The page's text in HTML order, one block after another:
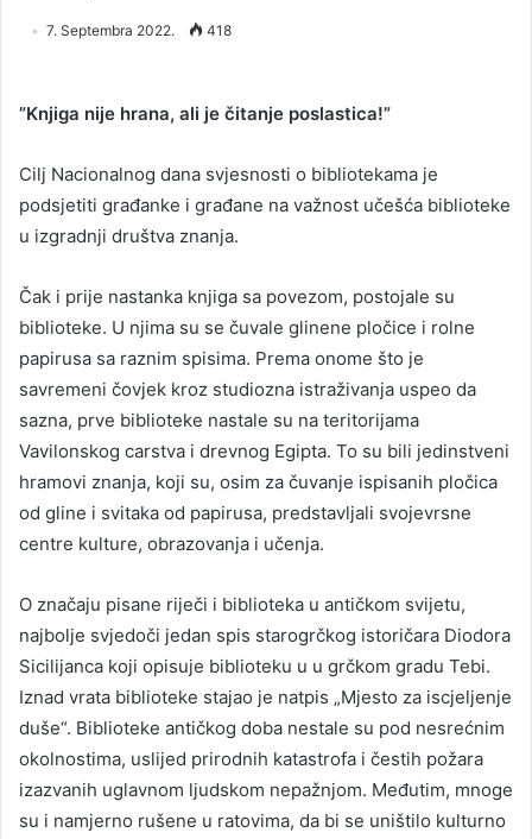
7. Septembra 2022. 418
”Knjiga nije hrana, ali je čitanje poslastica!”
Cilj Nacionalnog dana svjesnosti o bibliotekama je
podsjetiti građanke i građane na važnost učešća biblioteke
u izgradnji društva znanja.
Čak i prije nastanka knjiga sa povezom, postojale su
biblioteke. U njima su se čuvale glinene pločice i rolne
papirusa sa raznim spisima. Prema onome što je
savremeni čovjek kroz studiozna istraživanja uspeo da
sazna, prve biblioteke nastale su na teritorijama
Vavilonskog carstva i drevnog Egipta. To su bili jedinstveni
hramovi znanja, koji su, osim za čuvanje ispisanih pločica
od gline i svitaka od papirusa, predstavljali svojevrsne
centre kulture, obrazovanja i učenja.
O značaju pisane riječi i biblioteka u antičkom svijetu,
najbolje svjedoči jedan spis starogrčkog istoričara Diodora
Sicilijanca koji opisuje biblioteku u u grčkom gradu Tebi.
Iznad vrata biblioteke stajao je natpis „Mjesto za iscjeljenje
duše“. Biblioteke antičkog doba nestale su pod nesrećnim
okolnostima, uslijed prirodnih katastrofa i čestih požara
izazvanih uglavnom ljudskom nepažnjom. Međutim, mnoge
su i namjerno rušene u ratovima, da bi se uništilo kulturno